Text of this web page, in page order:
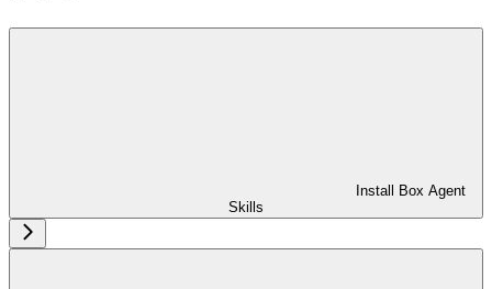
Install Box Agent
Skills